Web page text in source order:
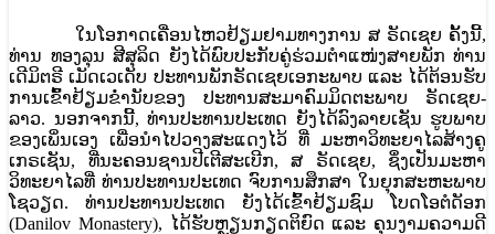
ໃນໂອກາດເຄື່ອນໄຫວຢ້ຽມຢາມທາງການ ສ ຣັດເຊຍ ຄັ້ງນີ້,
ທ່ານ ທອງລຸນ ສີສຸລິດ ຍັງໄດ້ພົບປະກັບຄູ່ຮ່ວມຕໍາແໜ່ງສາຍພັກ ທ່ານ
ເດີມິຕຣີ ເມັດເວເດັບ ປະທານພັກຣັດເຊຍເອກະພາບ ແລະ ໄດ້ຕ້ອນຮັບ
ການເຂົົ້າຢ້ຽມຂໍ່ານັບຂອງ ປະທານສະມາຄົມມິດຕະພາບ ຣັດເຊຍ-
ລາວ. ນອກຈາກນີ້, ທ່ານປະທານປະເທດ ຍັງໄດ້ລົງລາຍເຊັນ ຮູບພາບ
ຂອງເພິ່ນເອງ ເພື່ອນຳໄປວາງສະແດງໄວ້ ທີ່ ມະຫາວິທະຍາໄລສ້າງຄູ
ເກຣເຊັນ, ທີ່ນະຄອນຊານປີເຕີສະເບີກ, ສ ຣັດເຊຍ, ຊຶ່ງເປັນມະຫາ
ວິທະຍາໄລທີ່ ທ່ານປະທານປະເທດ ຈົບການສຶກສາ ໃນຍຸກສະຫະພາບ
ໂຊວຽດ. ທ່ານປະທານປະເທດ ຍັງໄດ້ເຂົ້າຢ້ຽມຊົມ ໂບດໂອຕໍດັອກ
(Danilov Monastery), ໄດ້ຮັບຫຼຽນກຽດຕິຍົດ ແລະ ຄຸນງາມຄວາມດີ